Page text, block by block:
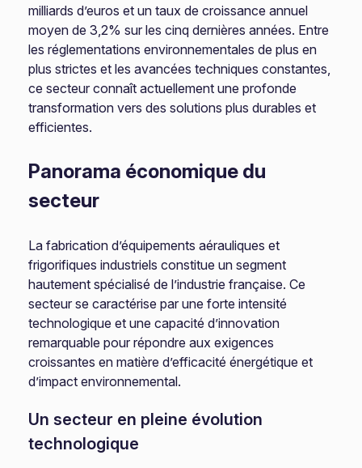
milliards d’euros et un taux de croissance annuel
moyen de 3,2% sur les cinq dernières années. Entre
les réglementations environnementales de plus en
plus strictes et les avancées techniques constantes,
ce secteur connaît actuellement une profonde
transformation vers des solutions plus durables et
efficientes.
Panorama économique du
secteur
La fabrication d’équipements aérauliques et
frigorifiques industriels constitue un segment
hautement spécialisé de l’industrie française. Ce
secteur se caractérise par une forte intensité
technologique et une capacité d’innovation
remarquable pour répondre aux exigences
croissantes en matière d’efficacité énergétique et
d’impact environnemental.
Un secteur en pleine évolution
technologique